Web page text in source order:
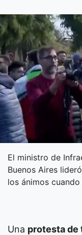
El ministro de
Buenos Aires
los ánimos
Una protesta de